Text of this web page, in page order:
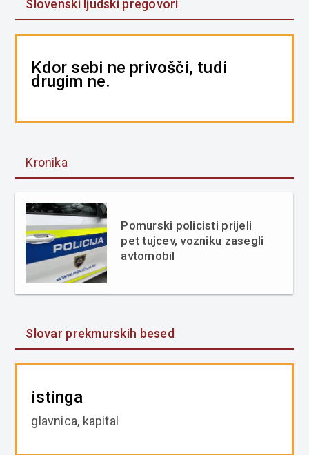
Slovenski ljudski pregovori
Kdor sebi ne privošči, tudi
drugim ne.
Kronika
Pomurski policisti prijeli
pet tujcev, vozniku zasegli
avtomobil
Slovar prekmurskih besed
istinga
glavnica, kapital